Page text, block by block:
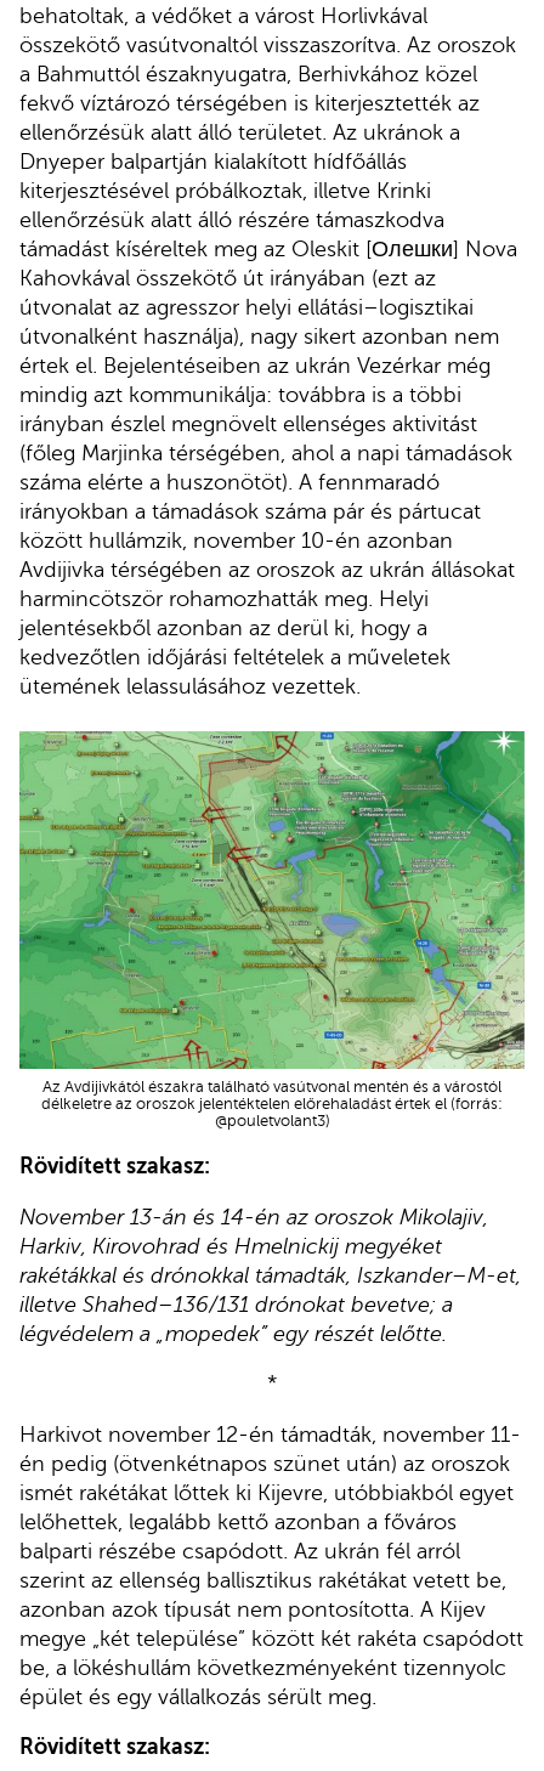
behatoltak, a védőket a várost Horlivkával
összekötő vasútvonaltól visszaszorítva. Az oroszok
a Bahmuttól északnyugatra, Berhivkához közel
fekvő víztározó térségében is kiterjesztették az
ellenőrzésük alatt álló területet. Az ukránok a
Dnyeper balpartján kialakított hídfőállás
kiterjesztésével próbálkoztak, illetve Krinki
ellenőrzésük alatt álló részére támaszkodva
támadást kíséreltek meg az Oleskit [Олешки] Nova
Kahovkával összekötő út irányában (ezt az
útvonalat az agresszor helyi ellátási–logisztikai
útvonalként használja), nagy sikert azonban nem
értek el. Bejelentéseiben az ukrán Vezérkar még
mindig azt kommunikálja: továbbra is a többi
irányban észlel megnövelt ellenséges aktivitást
(főleg Marjinka térségében, ahol a napi támadások
száma elérte a huszonötöt). A fennmaradó
irányokban a támadások száma pár és pártucat
között hullámzik, november 10-én azonban
Avdijivka térségében az oroszok az ukrán állásokat
harmincötször rohamozhatták meg. Helyi
jelentésekből azonban az derül ki, hogy a
kedvezőtlen időjárási feltételek a műveletek
ütemének lelassulásához vezettek.
Az Avdijivkától északra található vasútvonal mentén és a várostól
délkeletre az oroszok jelentéktelen előrehaladást értek el (forrás:
@pouletvolant3)
Rövidített szakasz:
November 13-án és 14-én az oroszok Mikolajiv,
Harkiv, Kirovohrad és Hmelnickij megyéket
rakétákkal és drónokkal támadták, Iszkander–M-et,
illetve Shahed–136/131 drónokat bevetve; a
légvédelem a „mopedek” egy részét lelőtte.
*
Harkivot november 12-én támadták, november 11-
én pedig (ötvenkétnapos szünet után) az oroszok
ismét rakétákat lőttek ki Kijevre, utóbbiakból egyet
lelőhettek, legalább kettő azonban a főváros
balparti részébe csapódott. Az ukrán fél arról
szerint az ellenség ballisztikus rakétákat vetett be,
azonban azok típusát nem pontosította. A Kijev
megye „két települése” között két rakéta csapódott
be, a lökéshullám következményeként tizennyolc
épület és egy vállalkozás sérült meg.
Rövidített szakasz: